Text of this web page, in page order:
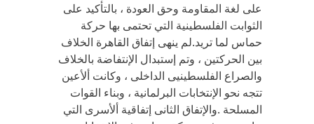
على لغة المقاومة وحق العودة ، بالتأكيد على
الثوابت الفلسطينية التي تحتمى بها حركة
حماس لما تريد.لم ينهى إتفاق القاهرة الخلاف
بين الحركتين ، وتم إستبدال الإنتفاضة بالخلاف
والصراع الفلسطينيى الداخلى ، وكانت ألأعين
تتجه نحو الإنتخابات البرلمانية ، وبناء القوات
المسلحة .والإتفاق الثانى إتفاقية ألأسرى التي